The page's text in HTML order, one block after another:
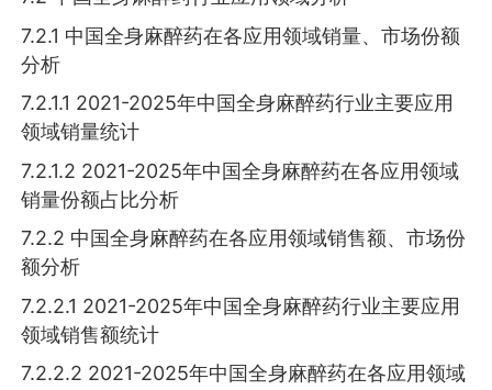
7.2.1 中国全身麻醉药在各应用领域销量、市场份额
分析
7.2.1.1 2021-2025年中国全身麻醉药行业主要应用
领域销量统计
7.2.1.2 2021-2025年中国全身麻醉药在各应用领域
销量份额占比分析
7.2.2 中国全身麻醉药在各应用领域销售额、市场份
额分析
7.2.2.1 2021-2025年中国全身麻醉药行业主要应用
领域销售额统计
7.2.2.2 2021-2025年中国全身麻醉药在各应用领域